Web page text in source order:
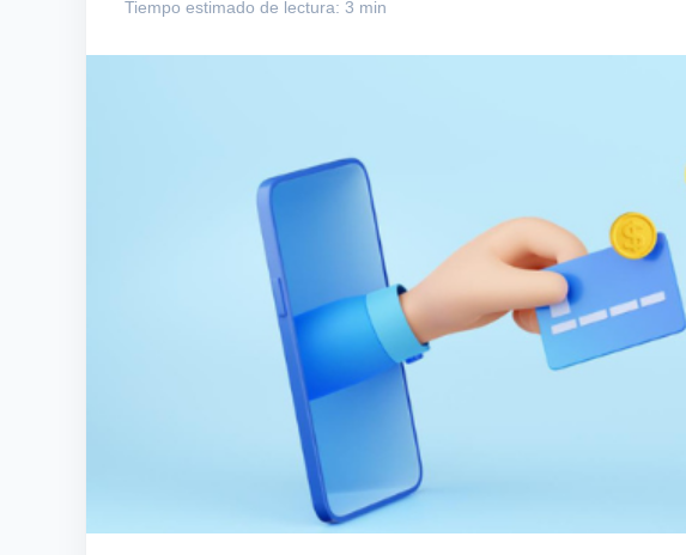
Tiempo estimado de lectura: 3 min